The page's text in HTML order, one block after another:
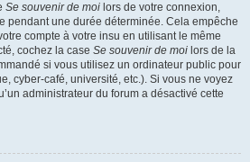
Se souvenir de moi lors de votre connexion,
pendant une durée déterminée. Cela empêche
compte à votre insu en utilisant le même
cochez la case Se souvenir de moi lors de la
si vous utilisez un ordinateur public pour
cyber-café, université, etc.). Si vous ne voyez
administrateur du forum a désactivé cette